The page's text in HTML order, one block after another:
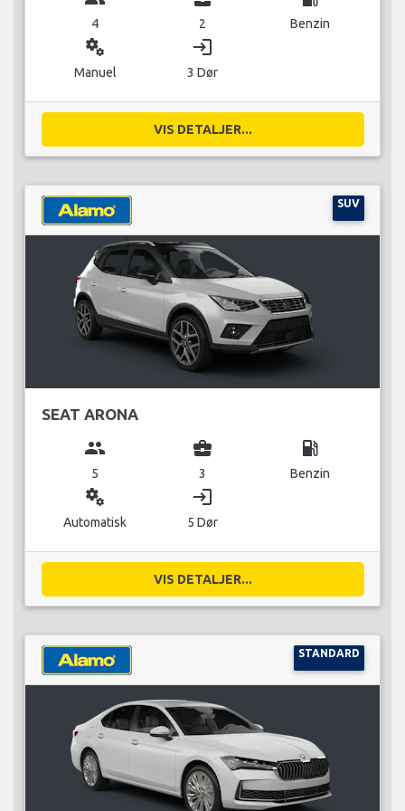
4 2 Benzin
miscellaneous_services
Manuel
login
3 Dør
VIS DETALJER...
SUV
SEAT ARONA
group
5
business_center
3
local_gas_station
Benzin
miscellaneous_services
Automatisk
login
5 Dør
VIS DETALJER...
STANDARD